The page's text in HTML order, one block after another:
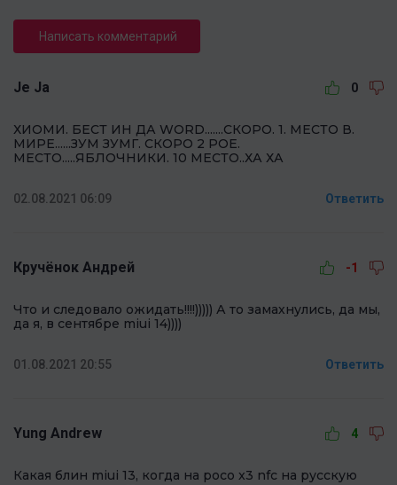
Написать комментарий
Je Ja 0
ХИОМИ. БЕСТ ИН ДА WORD.......СКОРО. 1. МЕСТО В.
МИРЕ......ЗУМ ЗУМГ. СКОРО 2 РОЕ.
МЕСТО.....ЯБЛОЧНИКИ. 10 МЕСТО..ХА ХА
02.08.2021 06:09 Ответить
Кручёнок Андрей -1
Что и следовало ожидать!!!!))))) А то замахнулись, да мы,
да я, в сентябре miui 14))))
01.08.2021 20:55 Ответить
Yung Andrew 4
Какая блин miui 13, когда на poco x3 nfc на русскую